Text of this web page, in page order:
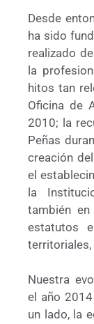
Desde
ha sido
realizado
la
hitos tan
Oficina de
2010; la
Peñas
creación
el
la
también
estatutos
territoriales,
Nuestra
el año
un lado, la